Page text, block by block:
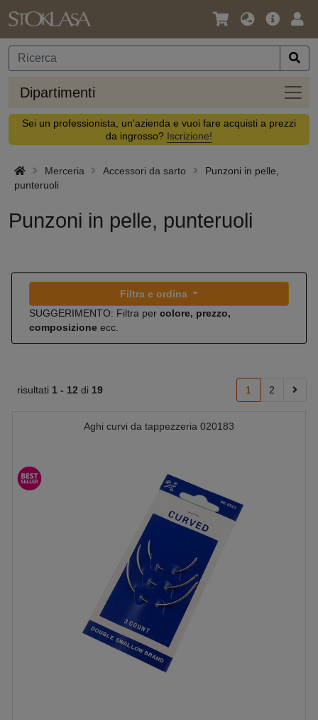
Lingua
Valuta
Offerta
Dipartimenti
Sei un professionista, un'azienda e vuoi fare acquisti a prezzi
da ingrosso? Iscrizione!
Merceria Accessori da sarto
Punzoni in pelle,
punteruoli
Punzoni in pelle, punteruoli
Filtra e ordina
SUGGERIMENTO: Filtra per colore, prezzo,
composizione ecc.
risultati 1 - 12 di 19 1 2
Aghi curvi da tappezzeria 020183